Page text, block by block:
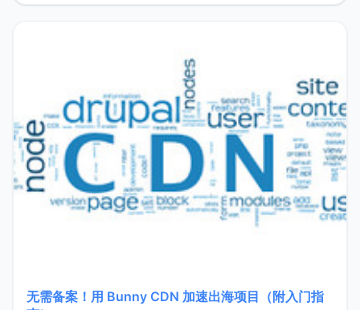
无需备案！用 Bunny CDN 加速出海项目（附入门指